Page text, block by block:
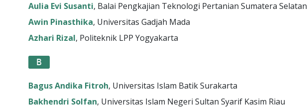
Aulia Evi Susanti, Balai Pengkajian Teknologi Pertanian Sumatera Selatan
Awin Pinasthika, Universitas Gadjah Mada
Azhari Rizal, Politeknik LPP Yogyakarta
B
Bagus Andika Fitroh, Universitas Islam Batik Surakarta
Bakhendri Solfan, Universitas Islam Negeri Sultan Syarif Kasim Riau